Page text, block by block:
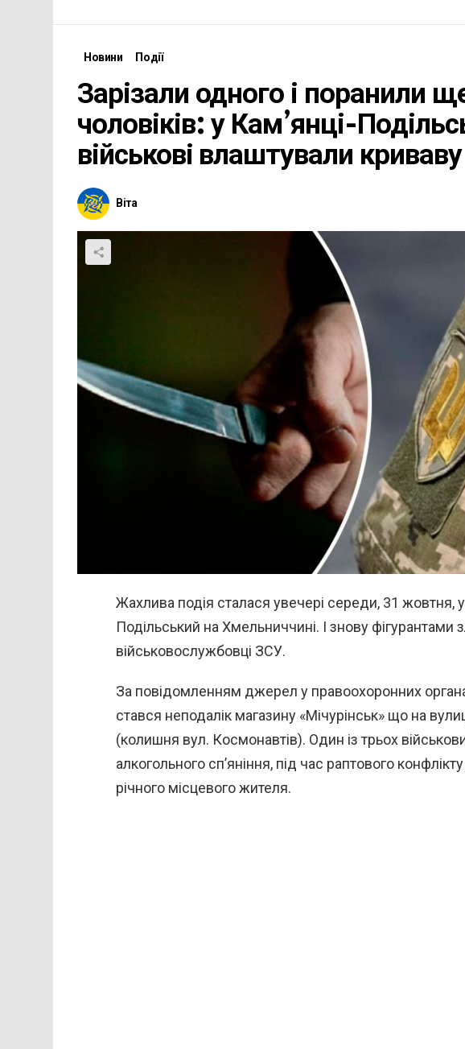
Новини Події
Зарізали одного і поранили
чоловіків: у Кам’янці-
військові влаштували
Віта
Жахлива подія сталася увечері середи, 31 жовтня, у
Подільський на Хмельниччині. І знову фігурантами
військовослужбовці ЗСУ.
За повідомленням джерел у правоохоронних
стався неподалік магазину «Мічурінськ» що на
(колишня вул. Космонавтів). Один із трьох
алкогольного сп’яніння, під час раптового
річного місцевого жителя.